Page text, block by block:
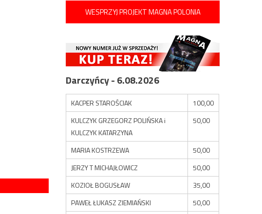
WESPRZYJ PROJEKT MAGNA POLONIA
Darczyńcy - 6.08.2026
KACPER STAROŚCIAK
100,00
KULCZYK GRZEGORZ POLIŃSKA i
KULCZYK KATARZYNA
50,00
MARIA KOSTRZEWA
50,00
JERZY T MICHAJŁOWICZ
50,00
KOZIOŁ BOGUSŁAW
35,00
PAWEŁ ŁUKASZ ZIEMIAŃSKI
50,00